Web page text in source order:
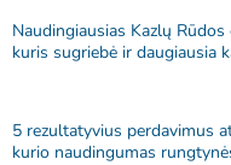
Naudingiausias Kazlų
kuris sugriebė ir daugiausia
5 rezultatyvius perdavimus
kurio naudingumas